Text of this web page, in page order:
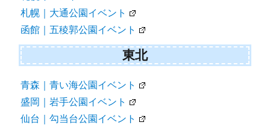
札幌｜大通公園イベント
函館｜五稜郭公園イベント
東北
青森｜青い海公園イベント
盛岡｜岩手公園イベント
仙台｜勾当台公園イベント